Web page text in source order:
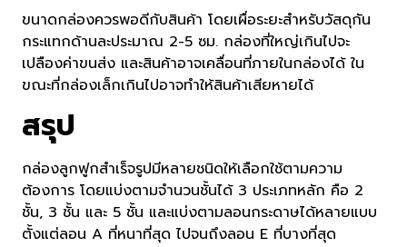
ขนาดกล่องควรพอดีกับสินค้า โดยเผื่อระยะสำหรับวัสดุกัน
กระแทกด้านละประมาณ 2-5 ซม. กล่องที่ใหญ่เกินไปจะ
เปลืองค่าขนส่ง และสินค้าอาจเคลื่อนที่ภายในกล่องได้ ใน
ขณะที่กล่องเล็กเกินไปอาจทำให้สินค้าเสียหายได้
สรุป
กล่องลูกฟูกสำเร็จรูปมีหลายชนิดให้เลือกใช้ตามความ
ต้องการ โดยแบ่งตามจำนวนชั้นได้ 3 ประเภทหลัก คือ 2
ชั้น, 3 ชั้น และ 5 ชั้น และแบ่งตามลอนกระดาษได้หลายแบบ
ตั้งแต่ลอน A ที่หนาที่สุด ไปจนถึงลอน E ที่บางที่สุด